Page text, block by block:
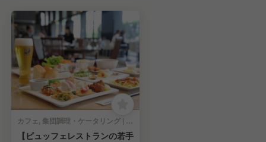
カフェ, 集団調理・ケータリング | 調理見習い・調理補助
【ビュッフェレストランの若手